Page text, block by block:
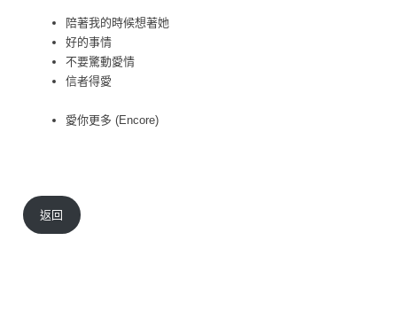
陪著我的時候想著她
好的事情
不要驚動愛情
信者得愛
愛你更多 (Encore)
返回